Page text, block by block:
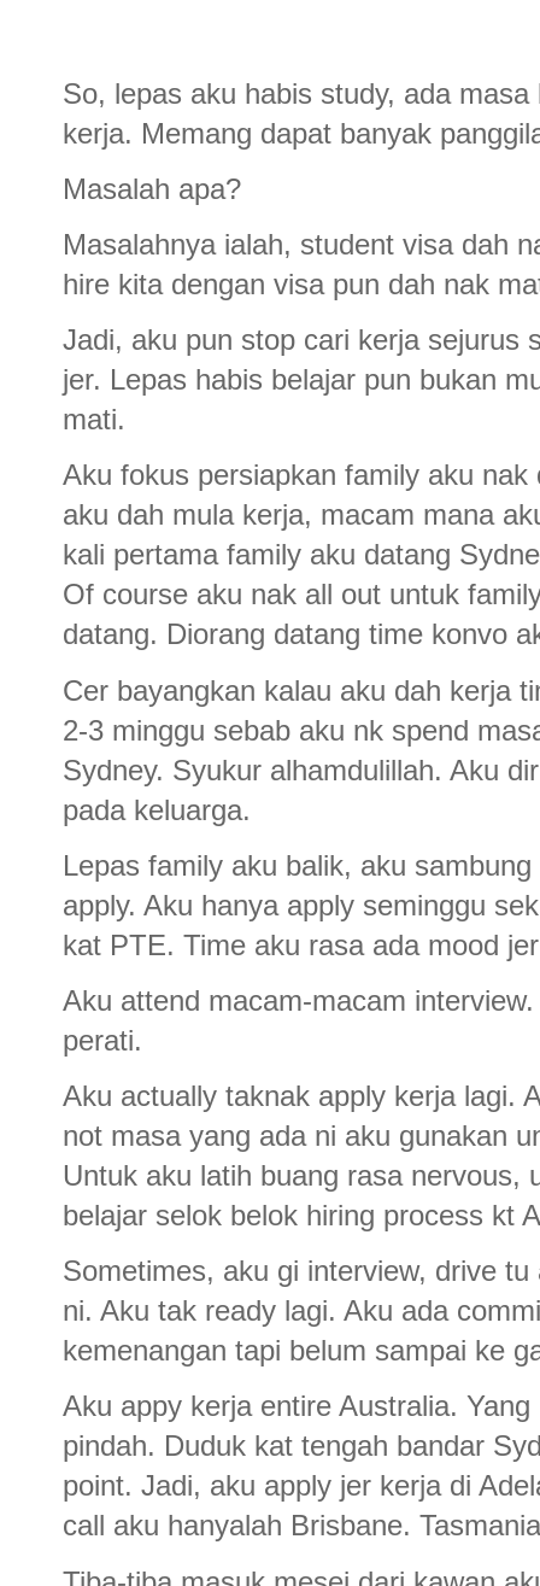
So, lepas aku habis study, ada
kerja. Memang dapat banyak
Masalah apa?
Masalahnya ialah, student visa dah
hire kita dengan visa pun dah nak
Jadi, aku pun stop cari kerja sejurus
jer. Lepas habis belajar pun bukan
mati.
Aku fokus persiapkan family aku
aku dah mula kerja, macam mana
kali pertama family aku datang
Of course aku nak all out untuk
datang. Diorang datang time konvo
Cer bayangkan kalau aku dah kerja
2-3 minggu sebab aku nk spend
Sydney. Syukur alhamdulillah. Aku
pada keluarga.
Lepas family aku balik, aku
apply. Aku hanya apply seminggu
kat PTE. Time aku rasa ada mood
Aku attend macam-macam
perati.
Aku actually taknak apply kerja lagi.
not masa yang ada ni aku gunakan
Untuk aku latih buang rasa nervous,
belajar selok belok hiring process kt
Sometimes, aku gi interview, drive
ni. Aku tak ready lagi. Aku ada
kemenangan tapi belum sampai ke
Aku appy kerja entire Australia.
pindah. Duduk kat tengah bandar
point. Jadi, aku apply jer kerja di
call aku hanyalah Brisbane.